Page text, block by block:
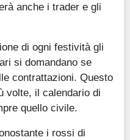
anche i trader e gli
di ogni festività gli
si domandano se
contrattazioni. Questo
volte, il calendario di
quello civile.
i rossi di